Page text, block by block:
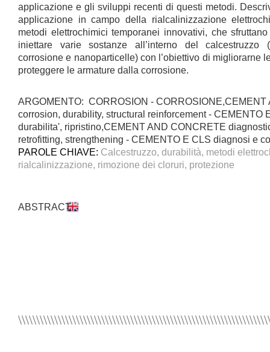
applicazione e gli sviluppi recenti di questi metodi.
applicazione in campo della rialcalinizzazione
metodi elettrochimici temporanei innovativi, che
iniettare varie sostanze all’interno del
corrosione e nanoparticelle) con l’obiettivo di migliorarne
proteggere le armature dalla corrosione.
ARGOMENTO: CORROSION -
corrosion, durability, structural reinforcement - CEMENTO
durabilita', ripristino,CEMENT AND CONCRETE
retrofitting, strengthening - CEMENTO E CLS diagnosi e
PAROLE CHIAVE: Calcestruzzo, durabilità, metodi
rialcalinizzazione, rimozione dei cloruri, protezione
ABSTRACT